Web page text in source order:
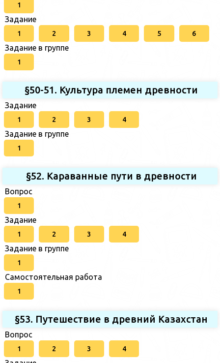
1
Задание
1 2 3 4 5 6
Задание в группе
1
§50-51. Культура племен древности
Задание
1 2 3 4
Задание в группе
1
§52. Караванные пути в древности
Вопрос
1
Задание
1 2 3 4
Задание в группе
1
Самостоятельная работа
1
§53. Путешествие в древний Казахстан
Вопрос
1 2 3 4